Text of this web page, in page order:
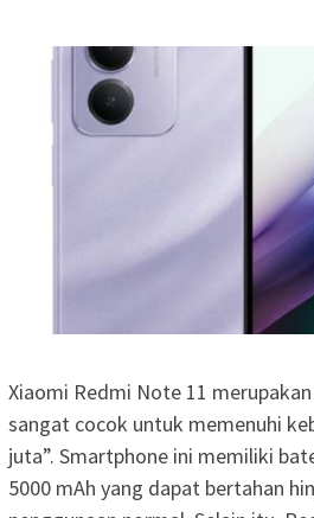
Xiaomi Redmi Note 11
sangat cocok untuk memenuhi
juta”. Smartphone ini memiliki
5000 mAh yang dapat bertahan